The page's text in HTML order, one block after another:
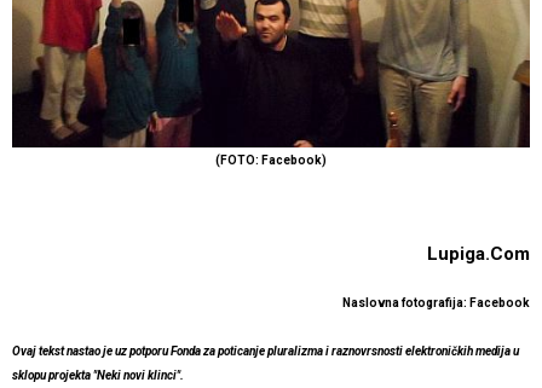
(FOTO: Facebook)
Lupiga.Com
Naslovna fotografija: Facebook
Ovaj tekst nastao je uz potporu Fonda za poticanje pluralizma i raznovrsnosti elektroničkih medija u
sklopu projekta "Neki novi klinci".